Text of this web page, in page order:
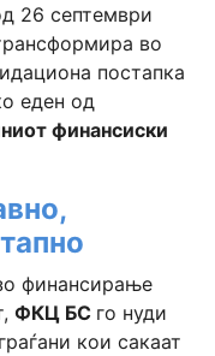
26 септември
во
постапка
еден од
финансиски
финансирање
ФКЦ БС го нуди
кои сакаат